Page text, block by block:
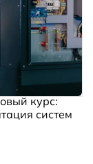
курс:
систем